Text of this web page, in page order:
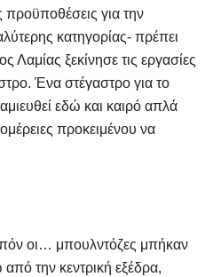
προϋποθέσεις για την
κατηγορίας- πρέπει
Λαμίας ξεκίνησε τις εργασίες
Ένα στέγαστρο για το
εδώ και καιρό απλά
προκειμένου να
οι… μπουλντόζες μπήκαν
την κεντρική εξέδρα,